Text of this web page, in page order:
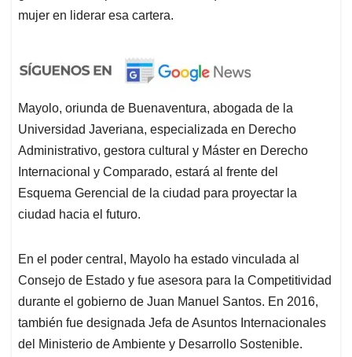
mujer en liderar esa cartera.
Mayolo, oriunda de Buenaventura, abogada de la
Universidad Javeriana, especializada en Derecho
Administrativo, gestora cultural y Máster en Derecho
Internacional y Comparado, estará al frente del
Esquema Gerencial de la ciudad para proyectar la
ciudad hacia el futuro.
En el poder central, Mayolo ha estado vinculada al
Consejo de Estado y fue asesora para la Competitividad
durante el gobierno de Juan Manuel Santos. En 2016,
también fue designada Jefa de Asuntos Internacionales
del Ministerio de Ambiente y Desarrollo Sostenible.